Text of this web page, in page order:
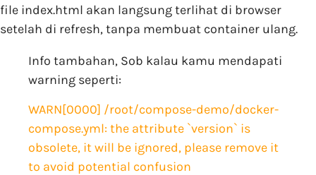
file index.html akan langsung terlihat di browser
setelah di refresh, tanpa membuat container ulang.
Info tambahan, Sob kalau kamu mendapati
warning seperti:
WARN[0000] /root/compose-demo/docker-
compose.yml: the attribute `version` is
obsolete, it will be ignored, please remove it
to avoid potential confusion